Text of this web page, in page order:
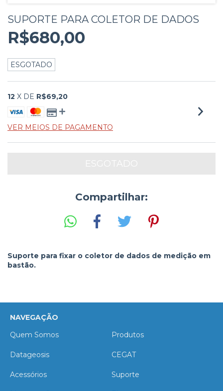
SUPORTE PARA COLETOR DE DADOS
R$680,00
ESGOTADO
12 X DE R$69,20
VER MEIOS DE PAGAMENTO
Compartilhar:
Suporte para fixar o coletor de dados de medição em
bastão.
NAVEGAÇÃO
Quem Somos
Produtos
Datageosis CEGAT
Acessórios Suporte